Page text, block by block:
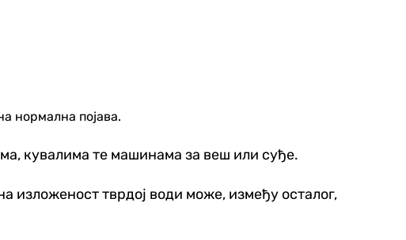
нормална појава.
кувалима те машинама за веш или суђе.
тврдој води може, између осталог,